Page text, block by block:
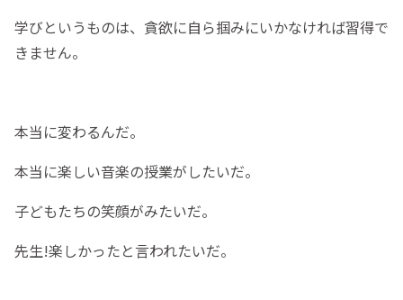
学びというものは、貪欲に自ら掴みにいかなければ習得で
きません。
本当に変わるんだ。
本当に楽しい音楽の授業がしたいだ。
子どもたちの笑顔がみたいだ。
先生!楽しかったと言われたいだ。